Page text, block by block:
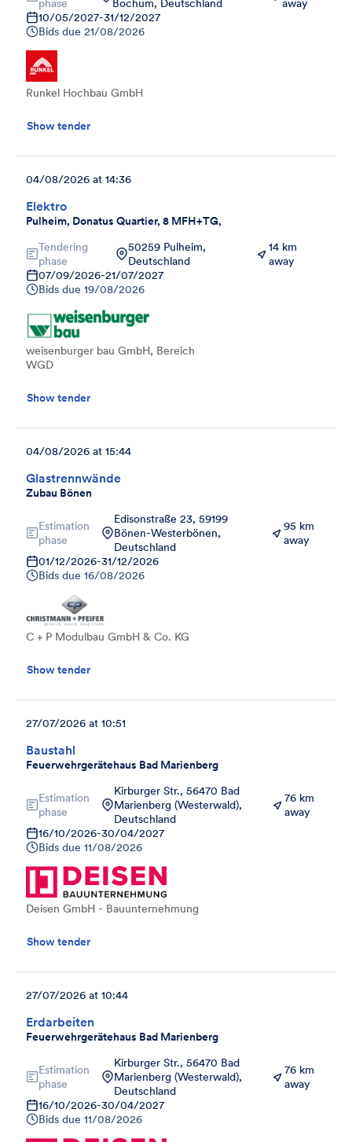
10/05/2027-31/12/2027
Bids due 21/08/2026
Runkel Hochbau GmbH
Show tender
Elektro
Pulheim, Donatus Quartier, 8 MFH+TG,
04/08/2026 at 14:36
Tendering
phase
50259 Pulheim,
Deutschland
14 km
away
07/09/2026-21/07/2027
Bids due 19/08/2026
weisenburger bau GmbH, Bereich
WGD
Show tender
Glastrennwände
Zubau Bönen
04/08/2026 at 15:44
Estimation
phase
Edisonstraße 23, 59199
Bönen-Westerbönen,
Deutschland
95 km
away
01/12/2026-31/12/2026
Bids due 16/08/2026
C + P Modulbau GmbH & Co. KG
Show tender
Baustahl
Feuerwehrgerätehaus Bad Marienberg
27/07/2026 at 10:51
Estimation
phase
Kirburger Str., 56470 Bad
Marienberg (Westerwald),
Deutschland
76 km
away
16/10/2026-30/04/2027
Bids due 11/08/2026
Deisen GmbH - Bauunternehmung
Show tender
Erdarbeiten
Feuerwehrgerätehaus Bad Marienberg
27/07/2026 at 10:44
Estimation
phase
Kirburger Str., 56470 Bad
Marienberg (Westerwald),
Deutschland
76 km
away
16/10/2026-30/04/2027
Bids due 11/08/2026